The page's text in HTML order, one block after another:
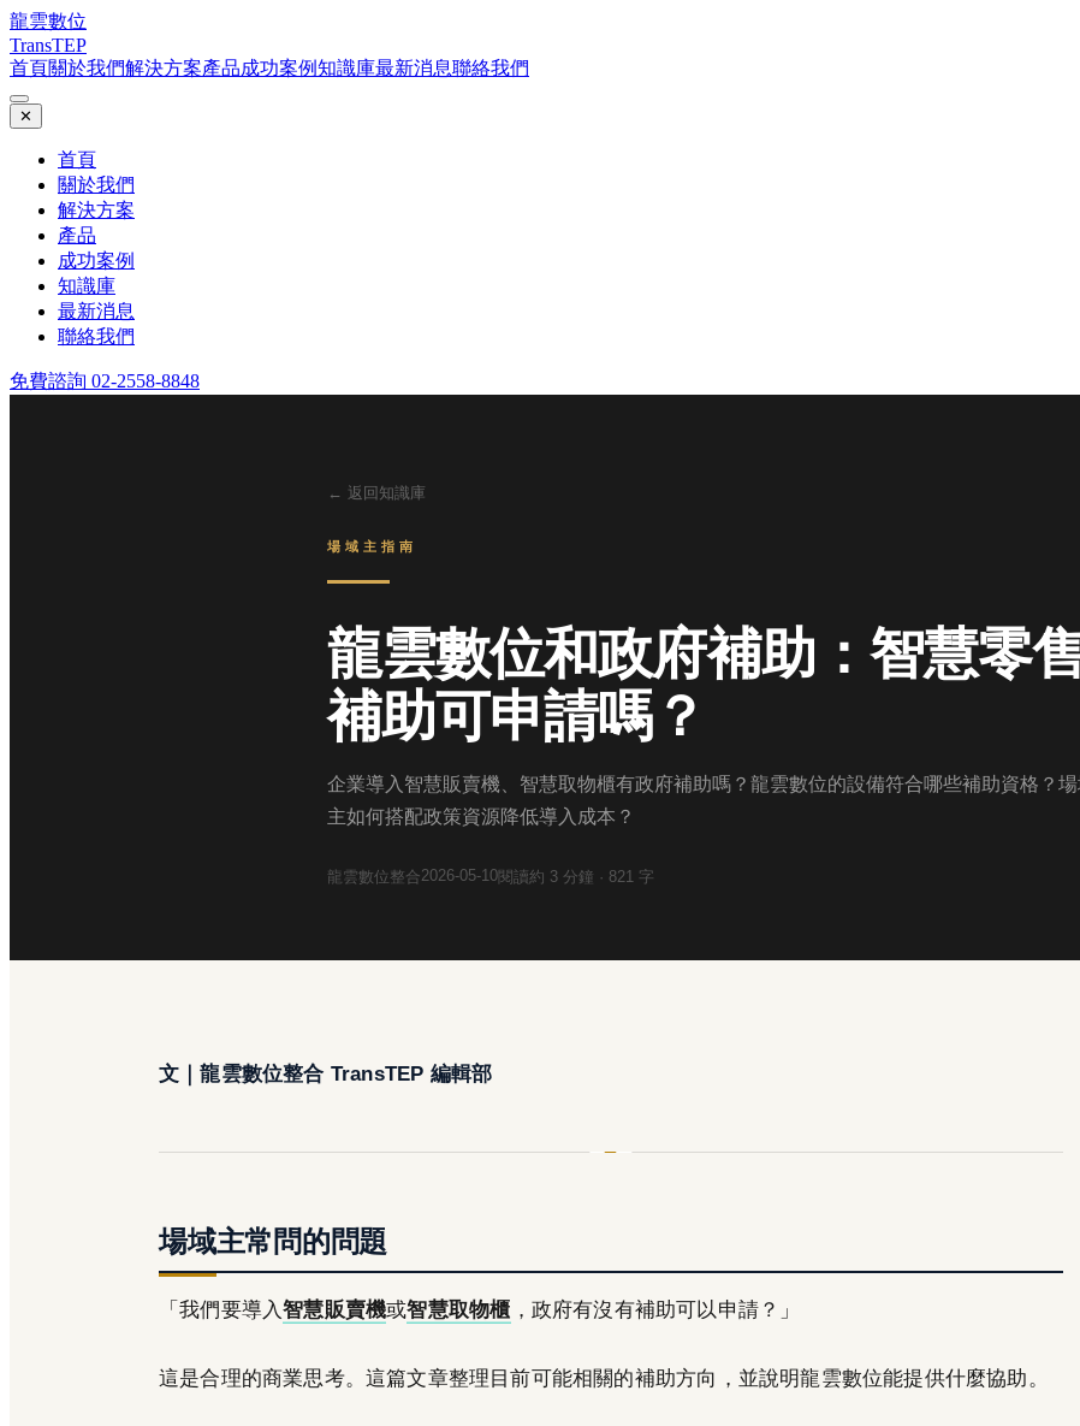
龍雲數位
TransTEP
首頁關於我們解決方案產品成功案例知識庫最新消息聯絡我們
✕
首頁
關於我們
解決方案
產品
成功案例
知識庫
最新消息
聯絡我們
免費諮詢 02-2558-8848
← 返回知識庫
場域主指南
龍雲數位和政府補助：智慧零
補助可申請嗎？
企業導入智慧販賣機、智慧取物櫃有政府補助嗎？龍雲數位的設備符合哪些補助資格？
主如何搭配政策資源降低導入成本？
龍雲數位整合2026-05-10閱讀約 3 分鐘 · 821 字
文｜龍雲數位整合 TransTEP 編輯部
場域主常問的問題
「我們要導入智慧販賣機或智慧取物櫃 ，政府有沒有補助可以申請？」
這是合理的商業思考。這篇文章整理目前可能相關的補助方向，並說明龍雲數位能提供什麼協助。